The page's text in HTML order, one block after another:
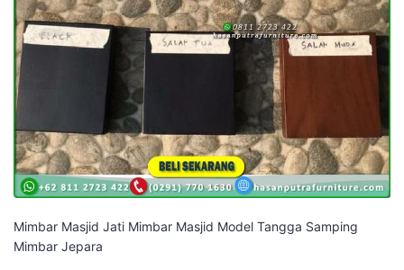
Mimbar Masjid Jati Mimbar Masjid Model Tangga Samping
Mimbar Jepara